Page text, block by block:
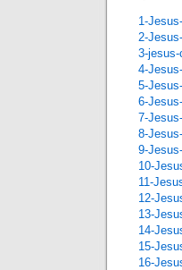
1-
2-
3-jesus-
4-
5-
6-
7-
8-
9-
10-
11-
12-
13-
14-
15-
16-